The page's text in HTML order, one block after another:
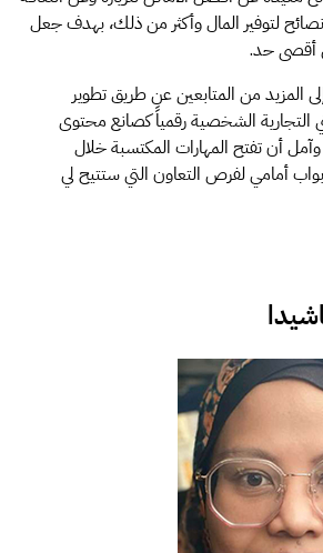
لتوفير المال وأكثر من ذلك، بهدف جعل
أقصى حد.
المزيد من المتابعين عن طريق تطوير
التجارية الشخصية رقمياً كصانع محتوى
أن تفتح المهارات المكتسبة خلال
أمامي لفرص التعاون التي ستتيح لي